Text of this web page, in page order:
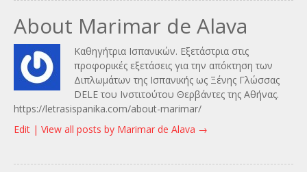
About Marimar de Alava
Καθηγήτρια Ισπανικών. Εξετάστρια στις
προφορικές εξετάσεις για την απόκτηση των
Διπλωμάτων της Ισπανικής ως Ξένης Γλώσσας
DELE του Ινστιτούτου Θερβάντες της Αθήνας.
https://letrasispanika.com/about-marimar/
Edit | View all posts by Marimar de Alava →